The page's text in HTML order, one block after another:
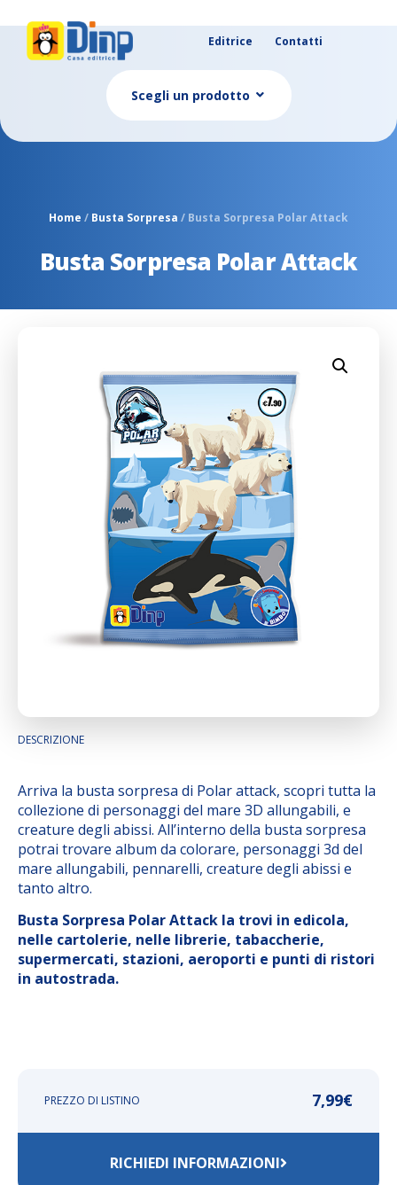
Editrice Contatti
Scegli un prodotto
Home / Busta Sorpresa / Busta Sorpresa Polar Attack
Busta Sorpresa Polar Attack
DESCRIZIONE
Arriva la busta sorpresa di Polar attack, scopri tutta la
collezione di personaggi del mare 3D allungabili, e
creature degli abissi. All’interno della busta sorpresa
potrai trovare album da colorare, personaggi 3d del
mare allungabili, pennarelli, creature degli abissi e
tanto altro.
Busta Sorpresa Polar Attack la trovi in edicola,
nelle cartolerie, nelle librerie, tabaccherie,
supermercati, stazioni, aeroporti e punti di ristori
in autostrada.
PREZZO DI LISTINO 7,99€
RICHIEDI INFORMAZIONI